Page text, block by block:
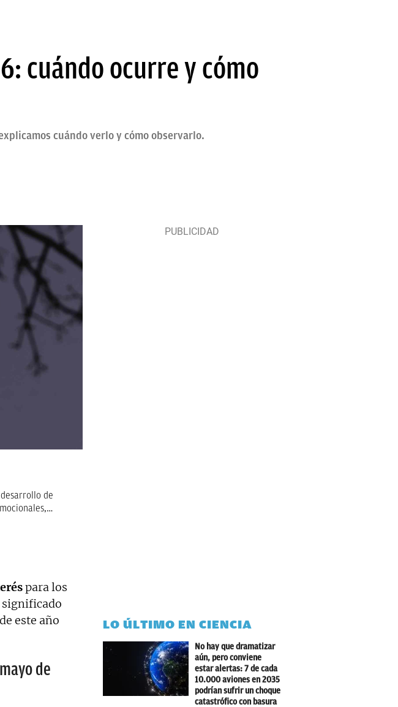
cuándo ocurre y cómo
cuándo verlo y cómo observarlo.
de
guiones, y
de textos.
para los
significado
este año
de
LO ÚLTIMO EN CIENCIA
No hay que dramatizar
aún, pero conviene
estar alertas: 7 de cada
10.000 aviones en 2035
podrían sufrir un choque
catastrófico con basura